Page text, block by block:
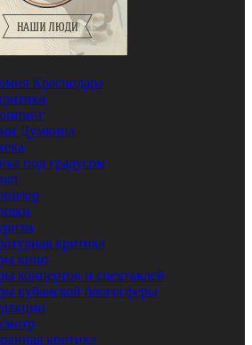
Краснодара
Думкина
под градусом
критика
кино
концертов и спектаклей
кубанской блогосферы
критика